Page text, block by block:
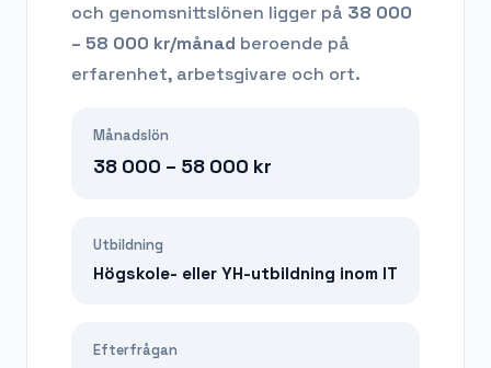
och genomsnittslönen ligger på 38 000
– 58 000 kr/månad beroende på
erfarenhet, arbetsgivare och ort.
Månadslön
38 000 – 58 000 kr
Utbildning
Högskole- eller YH-utbildning inom IT
Efterfrågan